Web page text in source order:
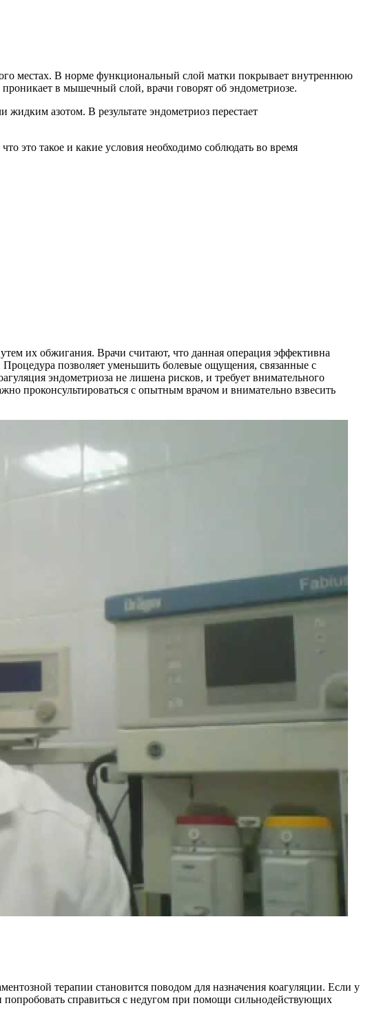
местах. В норме функциональный слой матки покрывает внутреннюю
в мышечный слой, врачи говорят об эндометриозе.
азотом. В результате эндометриоз перестает
это такое и какие условия необходимо соблюдать во время
их обжигания. Врачи считают, что данная операция эффективна
Процедура позволяет уменьшить болевые ощущения, связанные с
эндометриоза не лишена рисков, и требует внимательного
проконсультироваться с опытным врачом и внимательно взвесить
терапии становится поводом для назначения коагуляции. Если у
справиться с недугом при помощи сильнодействующих